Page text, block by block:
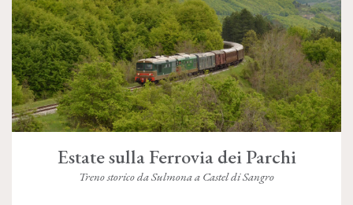
Estate sulla Ferrovia dei Parchi
Treno storico da Sulmona a Castel di Sangro